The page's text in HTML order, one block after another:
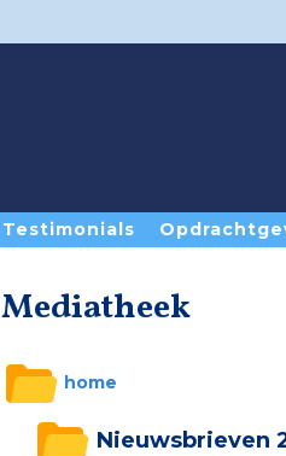
Testimonials
Mediatheek
home
Nieuwsbrieven